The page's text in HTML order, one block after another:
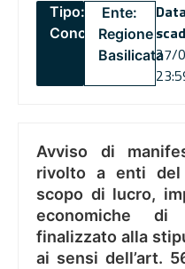
Tipo:
Concorsi
Ente:
Regione
Basilicata27/
Avviso di
rivolto a enti del
scopo di lucro,
economiche di
finalizzato alla
ai sensi dell’art.